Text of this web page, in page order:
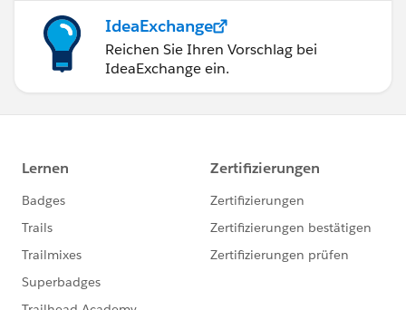
IdeaExchange
Reichen Sie Ihren Vorschlag bei
IdeaExchange ein.